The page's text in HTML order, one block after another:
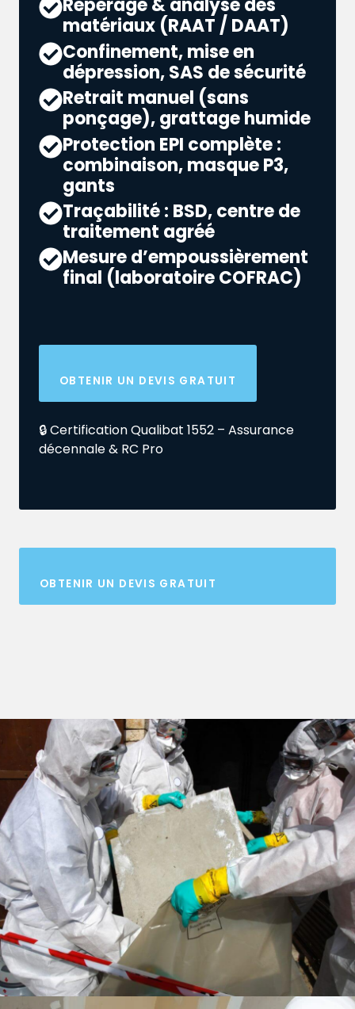
Repérage & analyse des
matériaux (RAAT / DAAT)
Confinement, mise en
dépression, SAS de sécurité
Retrait manuel (sans
ponçage), grattage humide
Protection EPI complète :
combinaison, masque P3,
gants
Traçabilité : BSD, centre de
traitement agréé
Mesure d’empoussièrement
final (laboratoire COFRAC)
OBTENIR UN DEVIS GRATUIT
🔒 Certification Qualibat 1552 – Assurance
décennale & RC Pro
OBTENIR UN DEVIS GRATUIT